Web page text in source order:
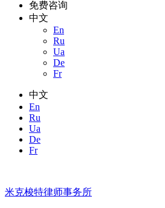
免费咨询
中文
En
Ru
Ua
De
Fr
中文
En
Ru
Ua
De
Fr
米克梭特律师事务所